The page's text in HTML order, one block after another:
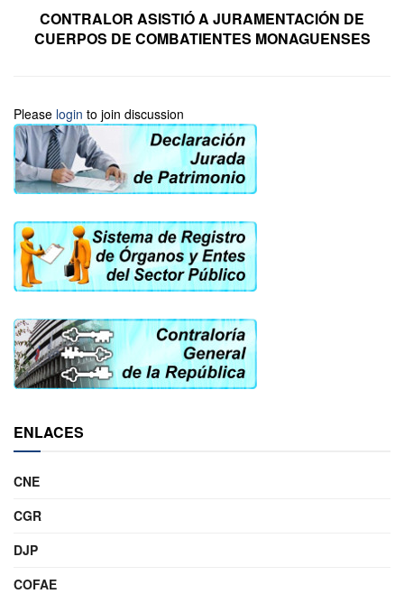
CONTRALOR ASISTIÓ A JURAMENTACIÓN DE
CUERPOS DE COMBATIENTES MONAGUENSES
Please login to join discussion
ENLACES
CNE
CGR
DJP
COFAE